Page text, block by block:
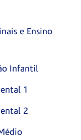
e Ensino
Infantil
1
2